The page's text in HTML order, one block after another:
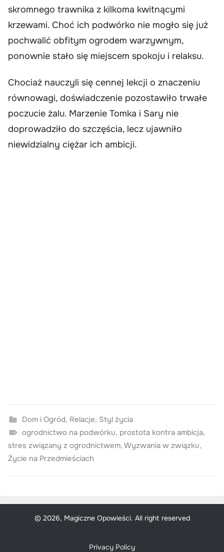
skromnego trawnika z kilkoma kwitnącymi
krzewami. Choć ich podwórko nie mogło się już
pochwalić obfitym ogrodem warzywnym,
ponownie stało się miejscem spokoju i relaksu.
Chociaż nauczyli się cennej lekcji o znaczeniu
równowagi, doświadczenie pozostawiło trwałe
poczucie żalu. Marzenie Tomka i Sary nie
doprowadziło do szczęścia, lecz ujawniło
niewidzialny ciężar ich ambicji.
Dom i Ogród, Relacje, Styl życia
ogrodnictwo na podwórku, prostota kontra ambicja,
stres związany z ogrodnictwem, Wyzwania w związku,
Życie na Przedmieściach
© 2026, Magiczne Opowieści. All right reserved
Privacy Policy